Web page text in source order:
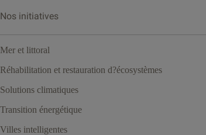
Nos initiatives
Mer et littoral
Réhabilitation et restauration d?écosystèmes
Solutions climatiques
Transition énergétique
Villes intelligentes